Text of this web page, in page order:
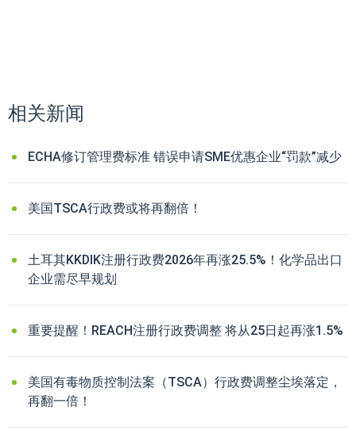
相关新闻
ECHA修订管理费标准 错误申请SME优惠企业“罚款”减少
美国TSCA行政费或将再翻倍！
土耳其KKDIK注册行政费2026年再涨25.5%！化学品出口
企业需尽早规划
重要提醒！REACH注册行政费调整 将从25日起再涨1.5%
美国有毒物质控制法案（TSCA）行政费调整尘埃落定，
再翻一倍！